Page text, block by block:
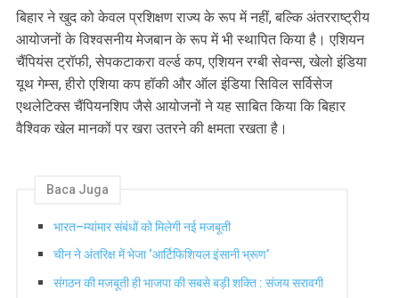
बिहार ने खुद को केवल प्रशिक्षण राज्य के रूप में नहीं, बल्कि अंतरराष्ट्रीय
आयोजनों के विश्वसनीय मेजबान के रूप में भी स्थापित किया है। एशियन
चैंपियंस ट्रॉफी, सेपकटाकरा वर्ल्ड कप, एशियन रग्बी सेवन्स, खेलो इंडिया
यूथ गेम्स, हीरो एशिया कप हॉकी और ऑल इंडिया सिविल सर्विसेज
एथलेटिक्स चैंपियनशिप जैसे आयोजनों ने यह साबित किया कि बिहार
वैश्विक खेल मानकों पर खरा उतरने की क्षमता रखता है।
Baca Juga
भारत–म्यांमार संबंधों को मिलेगी नई मजबूती
चीन ने अंतरिक्ष में भेजा ‘आर्टिफिशियल इंसानी भ्रूण’
संगठन की मजबूती ही भाजपा की सबसे बड़ी शक्ति : संजय सरावगी